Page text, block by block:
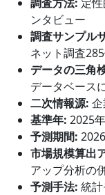
ンタビュー
調査サンプル
ネット調査
データの三角
データベース
二次情報源:
基準年: 2025年
予測期間:
市場規模算出
アップ分析の
予測手法: 統